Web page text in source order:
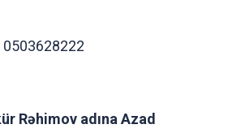
0503628222
Rəhimov adına Azad